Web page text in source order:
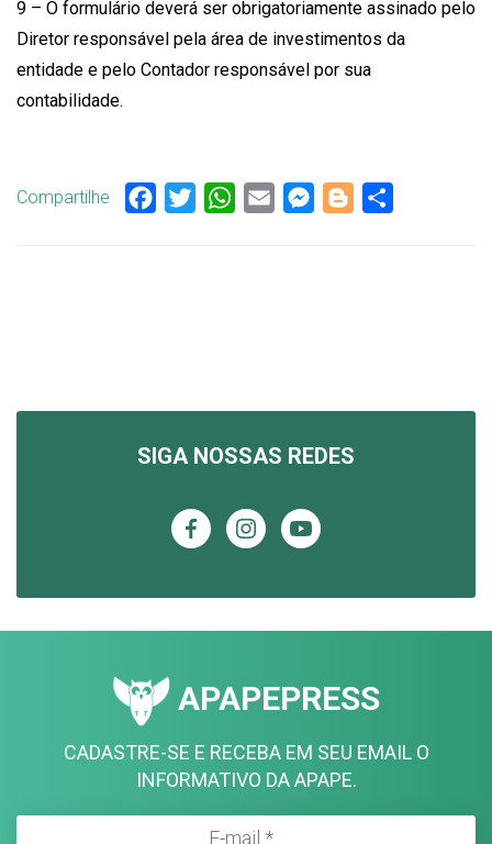
9 – O formulário deverá ser obrigatoriamente assinado pelo
Diretor responsável pela área de investimentos da
entidade e pelo Contador responsável por sua
contabilidade.
Compartilhe Facebook
TwitterWhatsApp
Email Messenger
Blogger
SIGA NOSSAS REDES
APAPEPRESS
CADASTRE-SE E RECEBA EM SEU EMAIL O
INFORMATIVO DA APAPE.